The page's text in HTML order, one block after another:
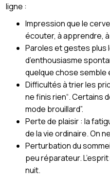
ligne :
Impression que le
écouter, à apprendre,
Paroles et gestes plus
d’enthousiasme
quelque chose semble
Difficultés à trier les
ne finis rien“. Certains
mode brouillard”.
Perte de plaisir : la
de la vie ordinaire. On
Perturbation du
peu réparateur.
nuit.